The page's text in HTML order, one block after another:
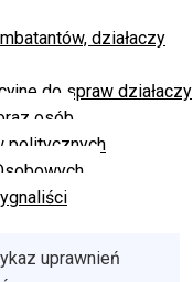
działaczy
do spraw działaczy
osób
politycznych
uprawnień